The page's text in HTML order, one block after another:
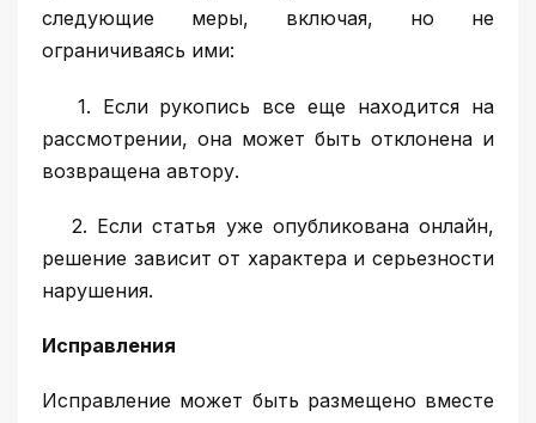
следующие меры, включая, но не
ограничиваясь ими:
1. Если рукопись все еще находится на
рассмотрении, она может быть отклонена и
возвращена автору.
2. Если статья уже опубликована онлайн,
решение зависит от характера и серьезности
нарушения.
Исправления
Исправление может быть размещено вместе